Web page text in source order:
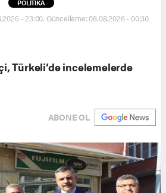
POLİTİKA
- 23:00, Güncelleme: 08.08.2026 - 00:30
Türkeli’de incelemelerde
ABONE OL